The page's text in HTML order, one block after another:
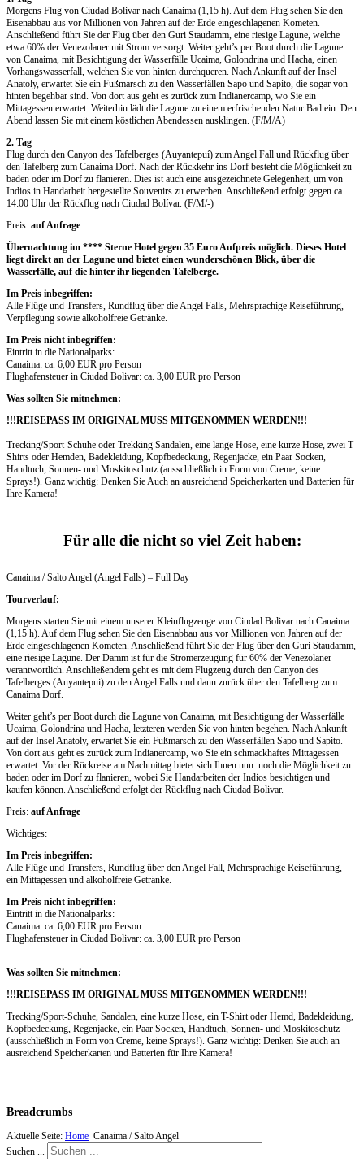
Morgens Flug von Ciudad Bolivar nach Canaima (1,15 h). Auf dem Flug sehen Sie den
Eisenabbau aus vor Millionen von Jahren auf der Erde eingeschlagenen Kometen.
Anschließend führt Sie der Flug über den Guri Staudamm, eine riesige Lagune, welche
etwa 60% der Venezolaner mit Strom versorgt. Weiter geht’s per Boot durch die Lagune
von Canaima, mit Besichtigung der Wasserfälle Ucaima, Golondrina und Hacha, einen
Vorhangswasserfall, welchen Sie von hinten durchqueren. Nach Ankunft auf der Insel
Anatoly, erwartet Sie ein Fußmarsch zu den Wasserfällen Sapo und Sapito, die sogar von
hinten begehbar sind. Von dort aus geht es zurück zum Indianercamp, wo Sie ein
Mittagessen erwartet. Weiterhin lädt die Lagune zu einem erfrischenden Natur Bad ein. Den
Abend lassen Sie mit einem köstlichen Abendessen ausklingen. (F/M/A)
2. Tag
Flug durch den Canyon des Tafelberges (Auyantepuí) zum Angel Fall und Rückflug über
den Tafelberg zum Canaima Dorf. Nach der Rückkehr ins Dorf besteht die Möglichkeit zu
baden oder im Dorf zu flanieren. Dies ist auch eine ausgezeichnete Gelegenheit, um von
Indios in Handarbeit hergestellte Souvenirs zu erwerben. Anschließend erfolgt gegen ca.
14:00 Uhr der Rückflug nach Ciudad Bolívar. (F/M/-)
Preis: auf Anfrage
Übernachtung im **** Sterne Hotel gegen 35 Euro Aufpreis möglich. Dieses Hotel
liegt direkt an der Lagune und bietet einen wunderschönen Blick, über die
Wasserfälle, auf die hinter ihr liegenden Tafelberge.
Im Preis inbegriffen:
Alle Flüge und Transfers, Rundflug über die Angel Falls, Mehrsprachige Reiseführung,
Verpflegung sowie alkoholfreie Getränke.
Im Preis nicht inbegriffen:
Eintritt in die Nationalparks:
Canaima: ca. 6,00 EUR pro Person
Flughafensteuer in Ciudad Bolivar: ca. 3,00 EUR pro Person
Was sollten Sie mitnehmen:
!!!REISEPASS IM ORIGINAL MUSS MITGENOMMEN WERDEN!!!
Trecking/Sport-Schuhe oder Trekking Sandalen, eine lange Hose, eine kurze Hose, zwei T-
Shirts oder Hemden, Badekleidung, Kopfbedeckung, Regenjacke, ein Paar Socken,
Handtuch, Sonnen- und Moskitoschutz (ausschließlich in Form von Creme, keine
Sprays!). Ganz wichtig: Denken Sie Auch an ausreichend Speicherkarten und Batterien für
Ihre Kamera!
Für alle die nicht so viel Zeit haben:
Canaima / Salto Angel (Angel Falls) – Full Day
Tourverlauf:
Morgens starten Sie mit einem unserer Kleinflugzeuge von Ciudad Bolivar nach Canaima
(1,15 h). Auf dem Flug sehen Sie den Eisenabbau aus vor Millionen von Jahren auf der
Erde eingeschlagenen Kometen. Anschließend führt Sie der Flug über den Guri Staudamm,
eine riesige Lagune. Der Damm ist für die Stromerzeugung für 60% der Venezolaner
verantwortlich. Anschließendem geht es mit dem Flugzeug durch den Canyon des
Tafelberges (Auyantepui) zu den Angel Falls und dann zurück über den Tafelberg zum
Canaima Dorf.
Weiter geht’s per Boot durch die Lagune von Canaima, mit Besichtigung der Wasserfälle
Ucaima, Golondrina und Hacha, letzteren werden Sie von hinten begehen. Nach Ankunft
auf der Insel Anatoly, erwartet Sie ein Fußmarsch zu den Wasserfällen Sapo und Sapito.
Von dort aus geht es zurück zum Indianercamp, wo Sie ein schmackhaftes Mittagessen
erwartet. Vor der Rückreise am Nachmittag bietet sich Ihnen nun noch die Möglichkeit zu
baden oder im Dorf zu flanieren, wobei Sie Handarbeiten der Indios besichtigen und
kaufen können. Anschließend erfolgt der Rückflug nach Ciudad Bolivar.
Preis: auf Anfrage
Wichtiges:
Im Preis inbegriffen:
Alle Flüge und Transfers, Rundflug über den Angel Fall, Mehrsprachige Reiseführung,
ein Mittagessen und alkoholfreie Getränke.
Im Preis nicht inbegriffen:
Eintritt in die Nationalparks:
Canaima: ca. 6,00 EUR pro Person
Flughafensteuer in Ciudad Bolivar: ca. 3,00 EUR pro Person
Was sollten Sie mitnehmen:
!!!REISEPASS IM ORIGINAL MUSS MITGENOMMEN WERDEN!!!
Trecking/Sport-Schuhe, Sandalen, eine kurze Hose, ein T-Shirt oder Hemd, Badekleidung,
Kopfbedeckung, Regenjacke, ein Paar Socken, Handtuch, Sonnen- und Moskitoschutz
(ausschließlich in Form von Creme, keine Sprays!). Ganz wichtig: Denken Sie auch an
ausreichend Speicherkarten und Batterien für Ihre Kamera!
Breadcrumbs
Aktuelle Seite: Home Canaima / Salto Angel
Suchen ...